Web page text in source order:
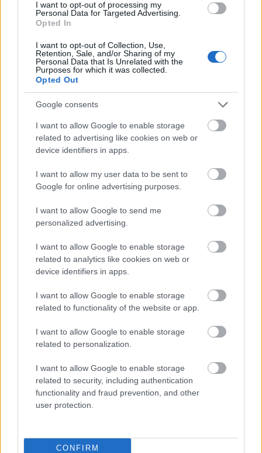
I want to opt-out of processing my
Personal Data for Targeted Advertising.
Opted In
I want to opt-out of Collection, Use,
Retention, Sale, and/or Sharing of my
Personal Data that Is Unrelated with the
Purposes for which it was collected.
Opted Out
Google consents
I want to allow Google to enable storage
related to advertising like cookies on web or
device identifiers in apps.
I want to allow my user data to be sent to
Google for online advertising purposes.
I want to allow Google to send me
personalized advertising.
I want to allow Google to enable storage
related to analytics like cookies on web or
device identifiers in apps.
I want to allow Google to enable storage
related to functionality of the website or app.
I want to allow Google to enable storage
related to personalization.
I want to allow Google to enable storage
related to security, including authentication
functionality and fraud prevention, and other
user protection.
CONFIRM
rendezőnek szánva, végül azonban ebben a
formában nem jött össze a produkció. Így kitalálta,
hogy minisorozattá bővíti, Soderbergh rendezői
helyett produceri titulust kap, 2017…
A félszemű seriff / True Grit (1969)
Messze nem ez az életmű legjobb darabja, de
az Oscar-díjat
FilmBaráth•2017. október 14.
Ez az a film, amiért John Wayne megkapta az Oscar-
legjobb darabja az életműnek, de már olyan régen
kijárt neki a szobrocska, hogy ezért vágták hozzá. A
Herceget nem azért szerettük, mert olyan hatalmas
színészóriás volt, hanem azért,…